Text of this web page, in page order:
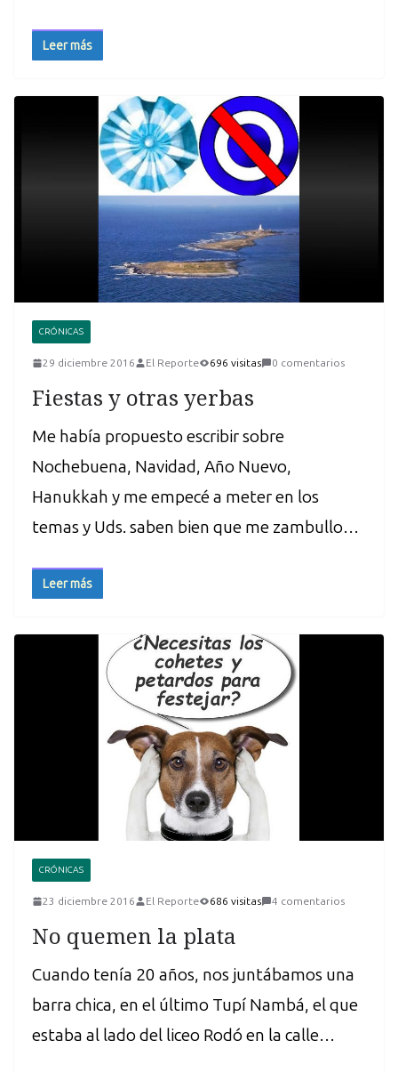
Leer más
CRÓNICAS
29 diciembre 2016 El Reporte 696 visitas 0 comentarios
Fiestas y otras yerbas
Me había propuesto escribir sobre
Nochebuena, Navidad, Año Nuevo,
Hanukkah y me empecé a meter en los
temas y Uds. saben bien que me zambullo…
Leer más
CRÓNICAS
23 diciembre 2016 El Reporte 686 visitas 4 comentarios
No quemen la plata
Cuando tenía 20 años, nos juntábamos una
barra chica, en el último Tupí Nambá, el que
estaba al lado del liceo Rodó en la calle…